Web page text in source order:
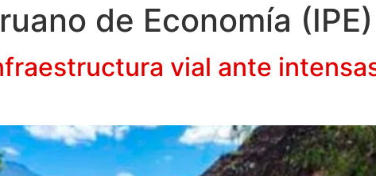
de Economía (IPE)
vial ante